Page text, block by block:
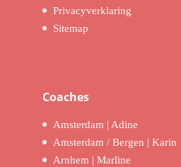
Privacyverklaring
Sitemap
Coaches
Amsterdam | Adine
Amsterdam / Bergen | Karin
Arnhem | Marline